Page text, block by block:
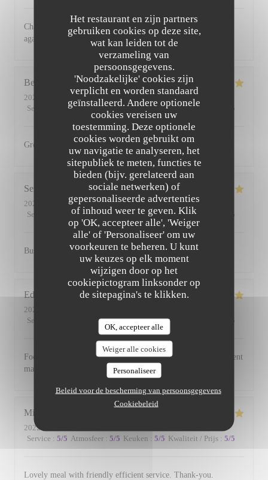
Het restaurant en zijn partners
gebruiken cookies op deze site,
wat kan leiden tot de
verzameling van
persoonsgegevens.
'Noodzakelijke' cookies zijn
verplicht en worden standaard
geïnstalleerd. Andere optionele
cookies vereisen uw
toestemming. Deze optionele
cookies worden gebruikt om
uw navigatie te analyseren, het
sitepubliek te meten, functies te
bieden (bijv. gerelateerd aan
sociale netwerken) of
gepersonaliseerde advertenties
of inhoud weer te geven. Klik
op 'OK, accepteer alle', 'Weiger
alle' of 'Personaliseer' om uw
voorkeuren te beheren. U kunt
uw keuzes op elk moment
wijzigen door op het
cookiepictogram linksonder op
de sitepagina's te klikken.
OK, accepteer alle
Weiger alle cookies
Personaliseer
Beleid voor de bescherming van persoonsgegevens
Cookiebeleid
Charming restaurant, friendly staff, excellent food. See you
again soon
Bernadetta
2022-07-11
- 18:45 - Gasten 2
Service
Atmosfeer: 5/5 Keuken: 5 /5 Kwaliteit / Prijs /5
Great food and friendly staff. Highly recommended.
Serena
2022-07-01
- 20:00 - Gasten 2
Service
Atmosfeer: 5 /5 Keuken: 5 /5 Kwaliteit / Prijs /5
Busy, friendly atmosphere with amazing food
Edward
2022-06-17
Service
Atmosfeer: 5/5 Keuken: 5/5 Kwaliteit / Prijs /5
Food is always excellent and the small and intimate environment
makes for a lovely evening.
Michael
2022-06-01
Service : 5/5 Atmosfeer : 5/5 Keuken : 5/5 Kwaliteit / Prijs : 5/5
Lovely meal with friendly efficient service. Thank-you.